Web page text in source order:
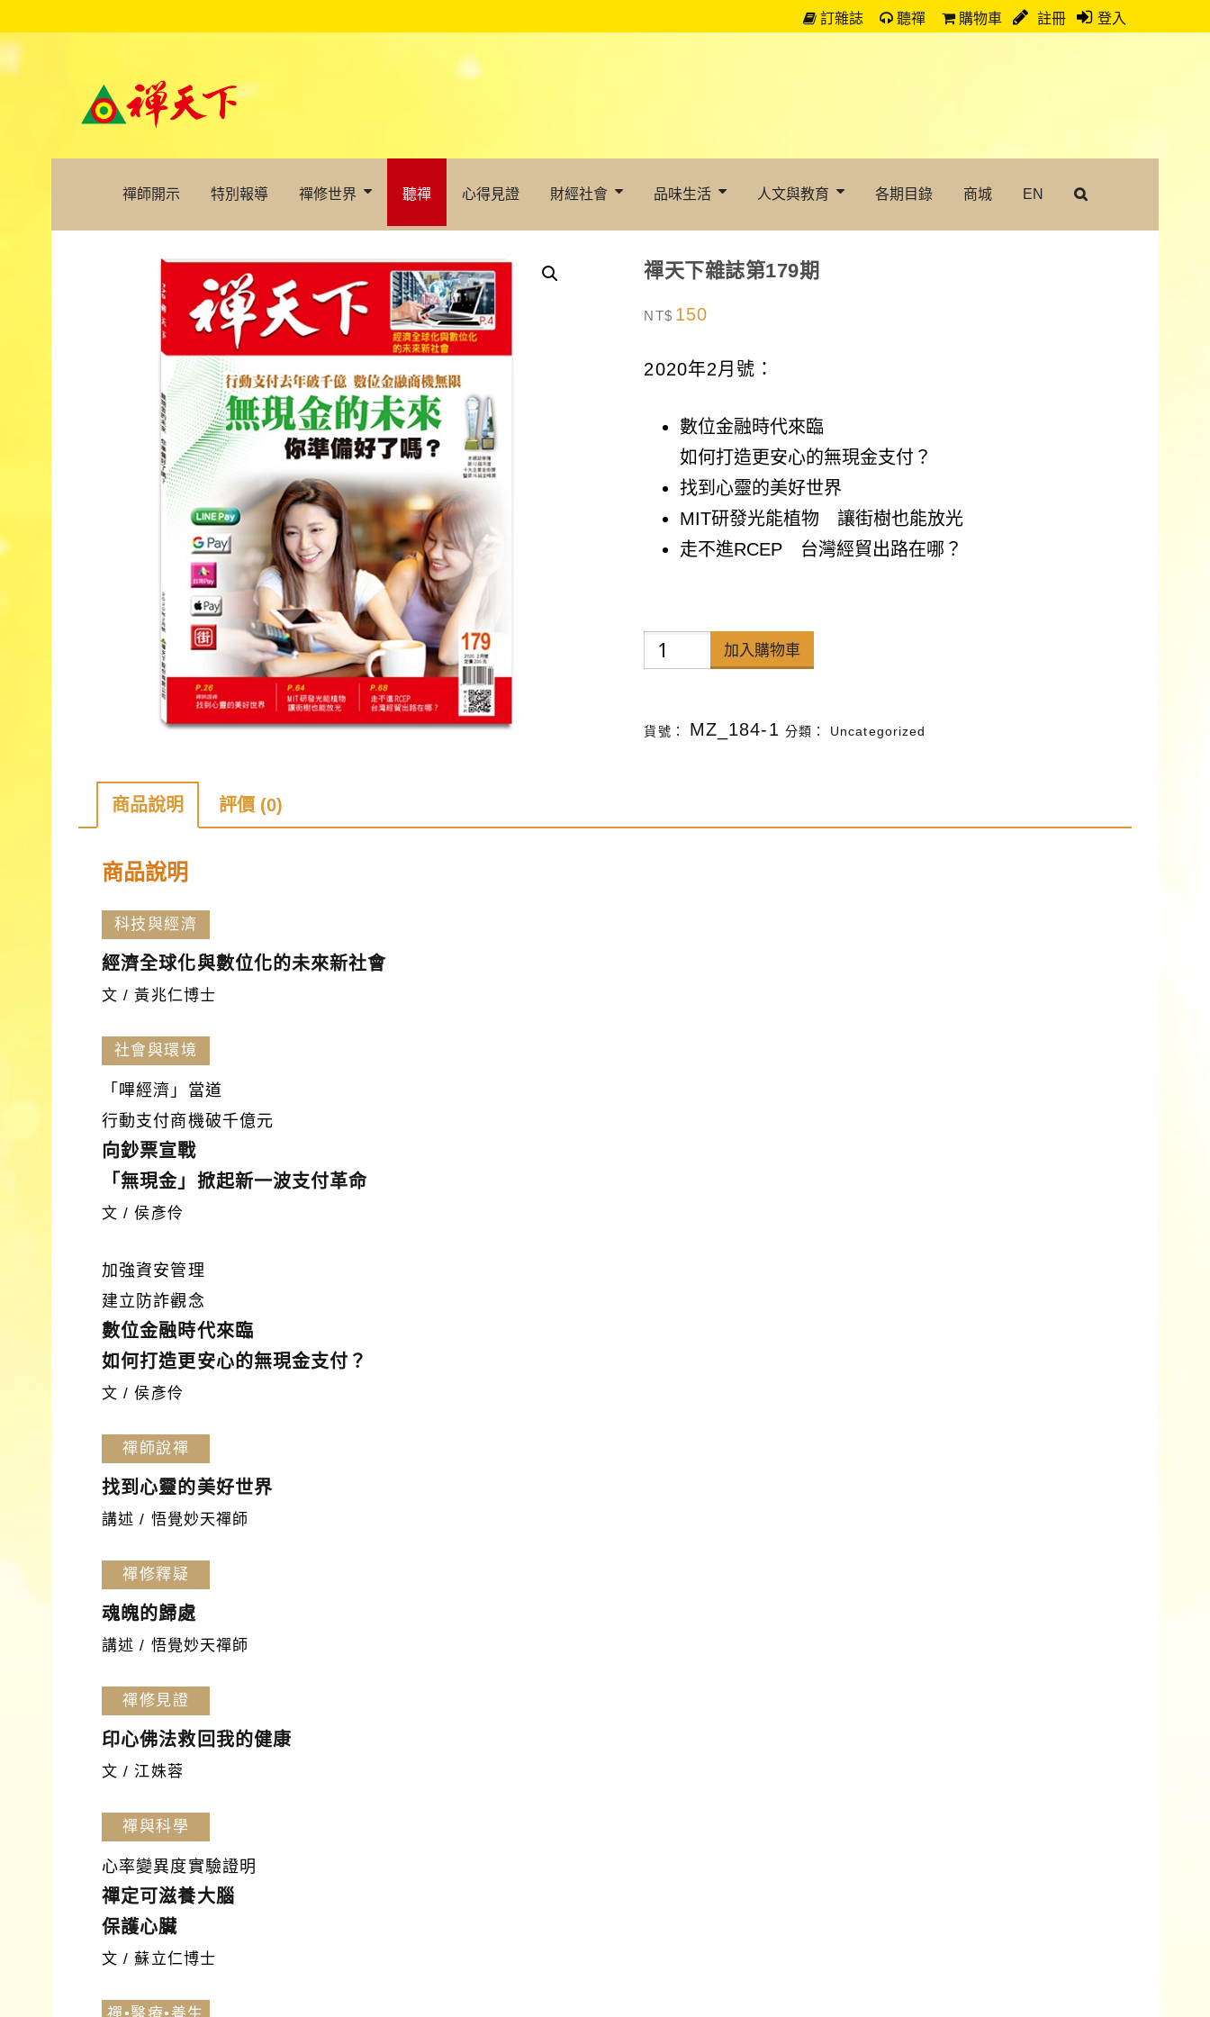
訂雜誌 聽禪 購物車 註冊 登入
禪師開示 特別報導 禪修世界 聽禪 心得見證 財經社會 品味生活 人文與教育 各期目錄 商城 EN
禪天下雜誌第179期
NT$ 150
2020年2月號：
數位金融時代來臨
如何打造更安心的無現金支付？
找到心靈的美好世界
MIT研發光能植物 讓街樹也能放光
走不進RCEP 台灣經貿出路在哪？
禪
天
雜
179
加入購物車
貨號： MZ_184-1 分類： Uncategorized
商品說明 評價 (0)
商品說明
科技與經濟
經濟全球化與數位化的未來新社會
文 / 黃兆仁博士
社會與環境
「嗶經濟」當道
行動支付商機破千億元
向鈔票宣戰
「無現金」掀起新一波支付革命
文 / 侯彥伶
加強資安管理
建立防詐觀念
數位金融時代來臨
如何打造更安心的無現金支付？
文 / 侯彥伶
禪師說禪
找到心靈的美好世界
講述 / 悟覺妙天禪師
禪修釋疑
魂魄的歸處
講述 / 悟覺妙天禪師
禪修見證
印心佛法救回我的健康
文 / 江姝蓉
禪與科學
心率變異度實驗證明
禪定可滋養大腦
保護心臟
文 / 蘇立仁博士